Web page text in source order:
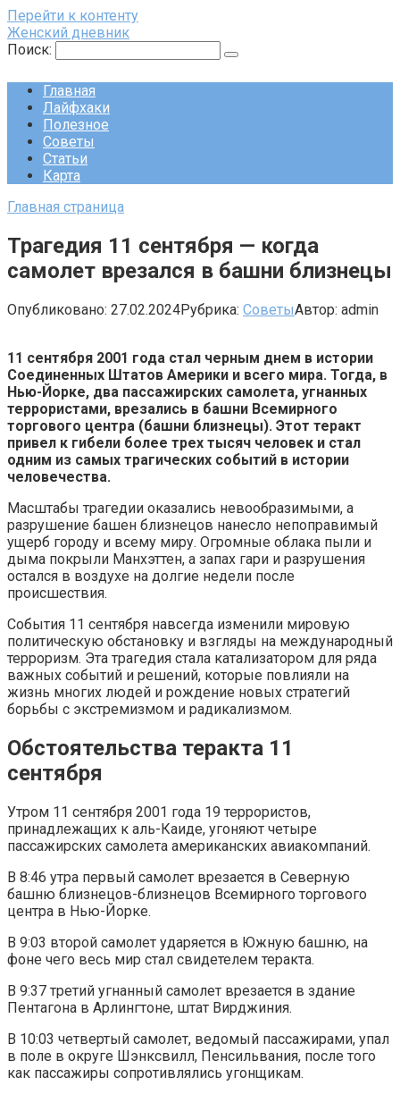
Перейти к контенту
Женский дневник
Поиск:
Главная
Лайфхаки
Полезное
Советы
Статьи
Карта
Главная страница
Трагедия 11 сентября — когда
самолет врезался в башни близнецы
Опубликовано: 27.02.2024Рубрика: СоветыАвтор: admin
11 сентября 2001 года стал черным днем в истории
Соединенных Штатов Америки и всего мира. Тогда, в
Нью-Йорке, два пассажирских самолета, угнанных
террористами, врезались в башни Всемирного
торгового центра (башни близнецы). Этот теракт
привел к гибели более трех тысяч человек и стал
одним из самых трагических событий в истории
человечества.
Масштабы трагедии оказались невообразимыми, а
разрушение башен близнецов нанесло непоправимый
ущерб городу и всему миру. Огромные облака пыли и
дыма покрыли Манхэттен, а запах гари и разрушения
остался в воздухе на долгие недели после
происшествия.
События 11 сентября навсегда изменили мировую
политическую обстановку и взгляды на международный
терроризм. Эта трагедия стала катализатором для ряда
важных событий и решений, которые повлияли на
жизнь многих людей и рождение новых стратегий
борьбы с экстремизмом и радикализмом.
Обстоятельства теракта 11
сентября
Утром 11 сентября 2001 года 19 террористов,
принадлежащих к аль-Каиде, угоняют четыре
пассажирских самолета американских авиакомпаний.
В 8:46 утра первый самолет врезается в Северную
башню близнецов-близнецов Всемирного торгового
центра в Нью-Йорке.
В 9:03 второй самолет ударяется в Южную башню, на
фоне чего весь мир стал свидетелем теракта.
В 9:37 третий угнанный самолет врезается в здание
Пентагона в Арлингтоне, штат Вирджиния.
В 10:03 четвертый самолет, ведомый пассажирами, упал
в поле в округе Шэнксвилл, Пенсильвания, после того
как пассажиры сопротивлялись угонщикам.